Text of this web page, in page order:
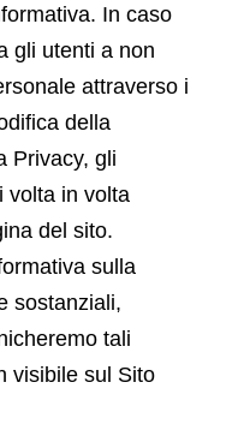
In caso
gli utenti a non
attraverso i
della
Privacy, gli
volta in volta
del sito.
sulla
sostanziali,
tali
visibile sul Sito